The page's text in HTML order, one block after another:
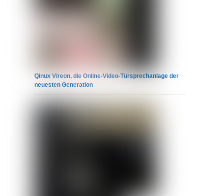
Qinux Vireon, die Online-Video-Türsprechanlage der
neuesten Generation